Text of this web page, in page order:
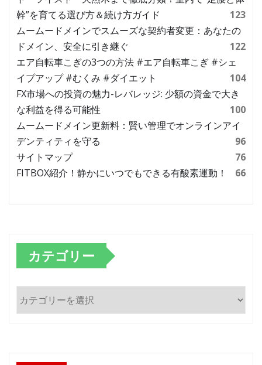
幹”を育てる選び方＆続け方ガイド
123
ムームードメインでスムーズな契約者変更：あなたの
ドメイン、安全に引き継ぐ
122
エア自転車こぎの3つの方法 #エア自転車こぎ #シェ
イプアップ #むくみ #ダイエット
104
FX市場への投資の魅力-レバレッジ: 少額の資金で大き
な利益を得る可能性
100
ムームードメイン更新料：賢い管理でオンラインアイ
デンティティを守る
96
サイトマップ
76
FITBOX紹介！静かにいつでもできる有酸素運動！
66
カテゴリー
テ